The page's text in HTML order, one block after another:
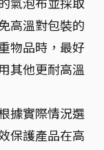
高溫對包裝的
物品時，最好
其他更耐高溫
據實際情況選
保護產品在高